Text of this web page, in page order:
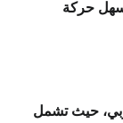
حركة
حيث تشمل